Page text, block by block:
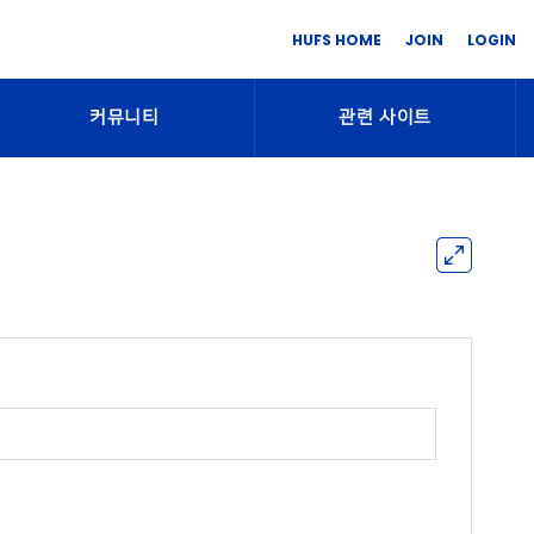
HUFS HOME JOIN LOGIN
커뮤니티 관련 사이트